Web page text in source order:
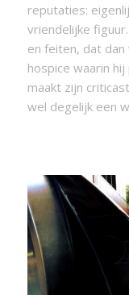
reputaties:
vriendelijke
en feiten, dat
hospice waarin
maakt zijn
wel degelijk een